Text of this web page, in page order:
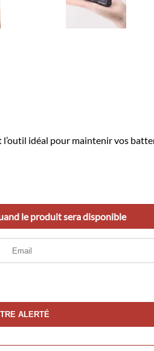
idéal pour maintenir vos
le produit sera disponible